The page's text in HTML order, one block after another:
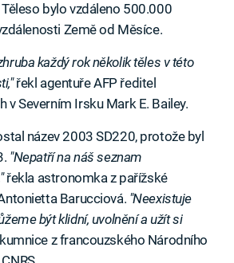
bylo vzdáleno 500.000
Země od Měsíce.
každý rok několik těles v této
řekl agentuře AFP ředitel
v Severním Irsku Mark E. Bailey.
název 2003 SD220, protože byl
"Nepatří na náš seznam
řekla astronomka z pařížské
Barucciová. "Neexistuje
být klidní, uvolnění a užít si
z francouzského Národního